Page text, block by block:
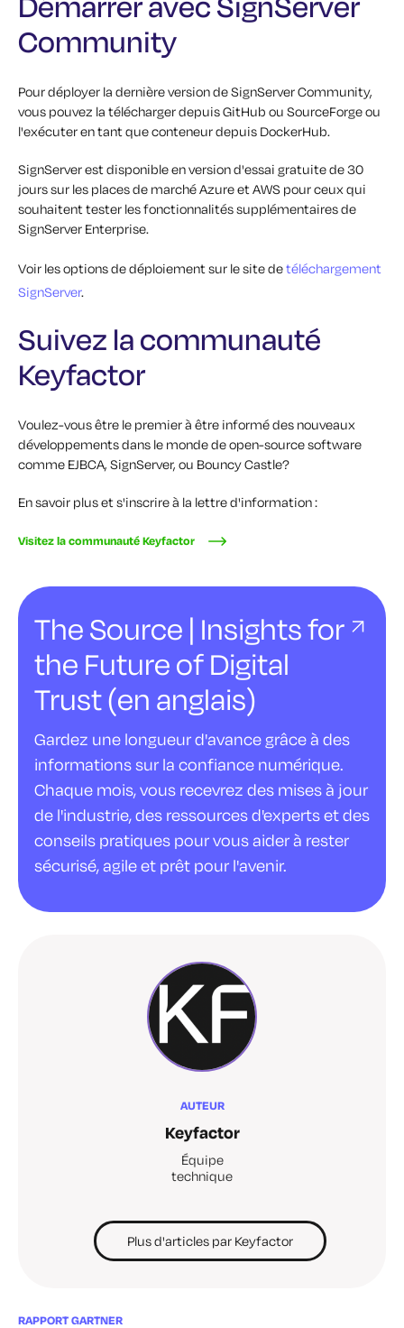
Community
Pour déployer la dernière version de SignServer Community,
vous pouvez la télécharger depuis GitHub ou SourceForge ou
l'exécuter en tant que conteneur depuis DockerHub.
SignServer est disponible en version d'essai gratuite de 30
jours sur les places de marché Azure et AWS pour ceux qui
souhaitent tester les fonctionnalités supplémentaires de
SignServer Enterprise.
Voir les options de déploiement sur le site detéléchargement
SignServer.
Suivez la communauté
Keyfactor
Voulez-vous être le premier à être informé des nouveaux
développements dans le monde de open-source software
comme EJBCA, SignServer, ou Bouncy Castle?
En savoir plus et s'inscrire à la lettre d'information :
Visitez la communauté Keyfactor
The Source | Insights for
the Future of Digital
Trust (en anglais)
Gardez une longueur d'avance grâce à des
informations sur la confiance numérique.
Chaque mois, vous recevrez des mises à jour
de l'industrie, des ressources d'experts et des
conseils pratiques pour vous aider à rester
sécurisé, agile et prêt pour l'avenir.
AUTEUR
Keyfactor
Équipe
technique
Plus d'articles par Keyfactor
RAPPORT GARTNER